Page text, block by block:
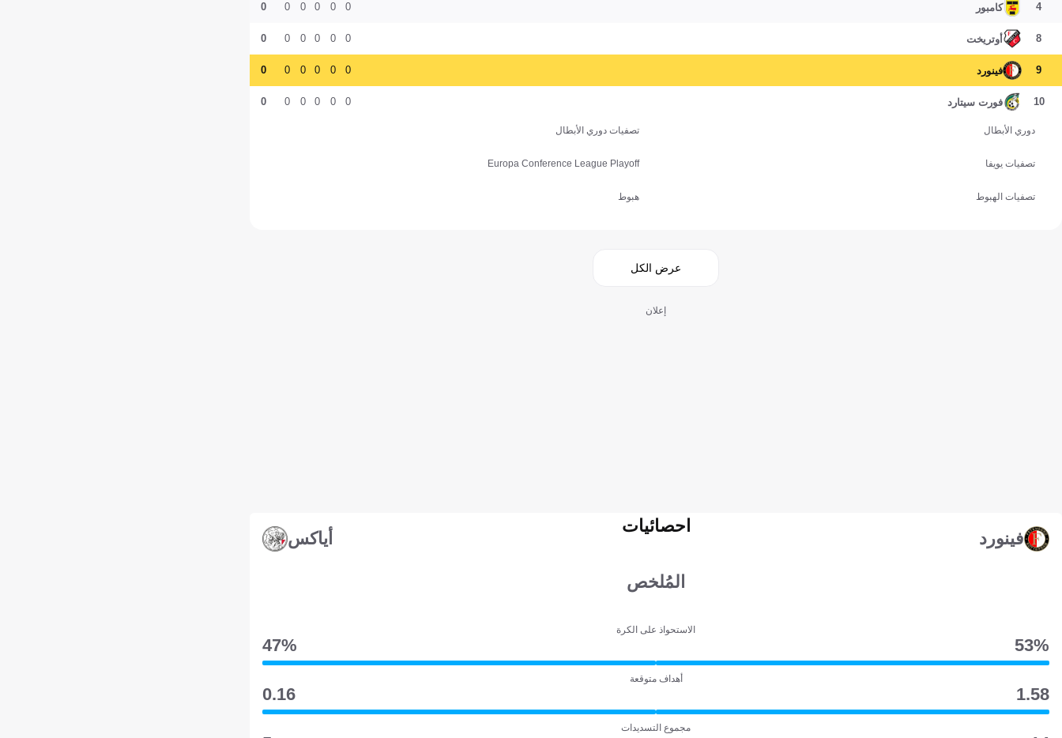
4 كامبور 0
0
0
0
0
0
8 أوتريخت 0
0
0
0
0
0
9 فينورد 0
0
0
0
0
0
10 فورت سيتارد 0
0
0
0
0
0
دوري الأبطال تصفيات دوري الأبطال
تصفيات يويفا Europa Conference League Playoff
تصفيات الهبوط هبوط
عرض الكل
إعلان
فينورد
احصائيات
أياكس
المُلخص
الاستحواذ على الكرة
53‎%‎
47‎%‎
أهداف متوقعة
1.58
0.16
مجموع التسديدات